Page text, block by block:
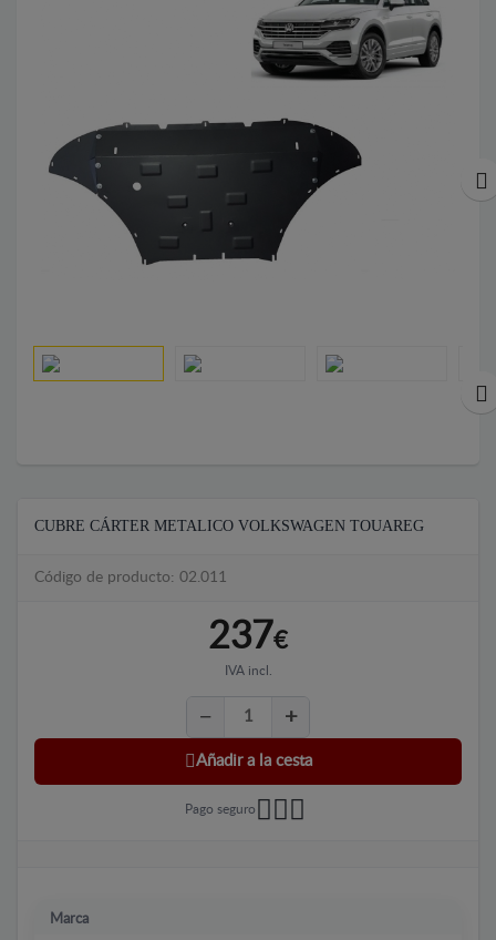
CUBRE CÁRTER METALICO VOLKSWAGEN TOUAREG
Código de producto: 02.011
237€
IVA incl.
Añadir a la cesta
Pago seguro
Marca